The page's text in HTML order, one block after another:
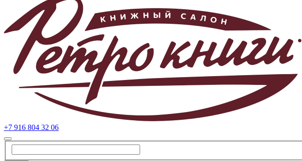
учётной
записи
пользователя
+7 916 804 32 06